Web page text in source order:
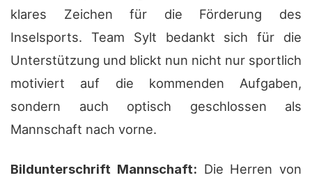
klares Zeichen für die Förderung des
Inselsports. Team Sylt bedankt sich für die
Unterstützung und blickt nun nicht nur sportlich
motiviert auf die kommenden Aufgaben,
sondern auch optisch geschlossen als
Mannschaft nach vorne.
Bildunterschrift Mannschaft: Die Herren von